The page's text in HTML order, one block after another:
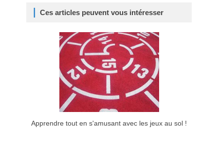
Ces articles peuvent vous intéresser
Apprendre tout en s'amusant avec les jeux au sol !